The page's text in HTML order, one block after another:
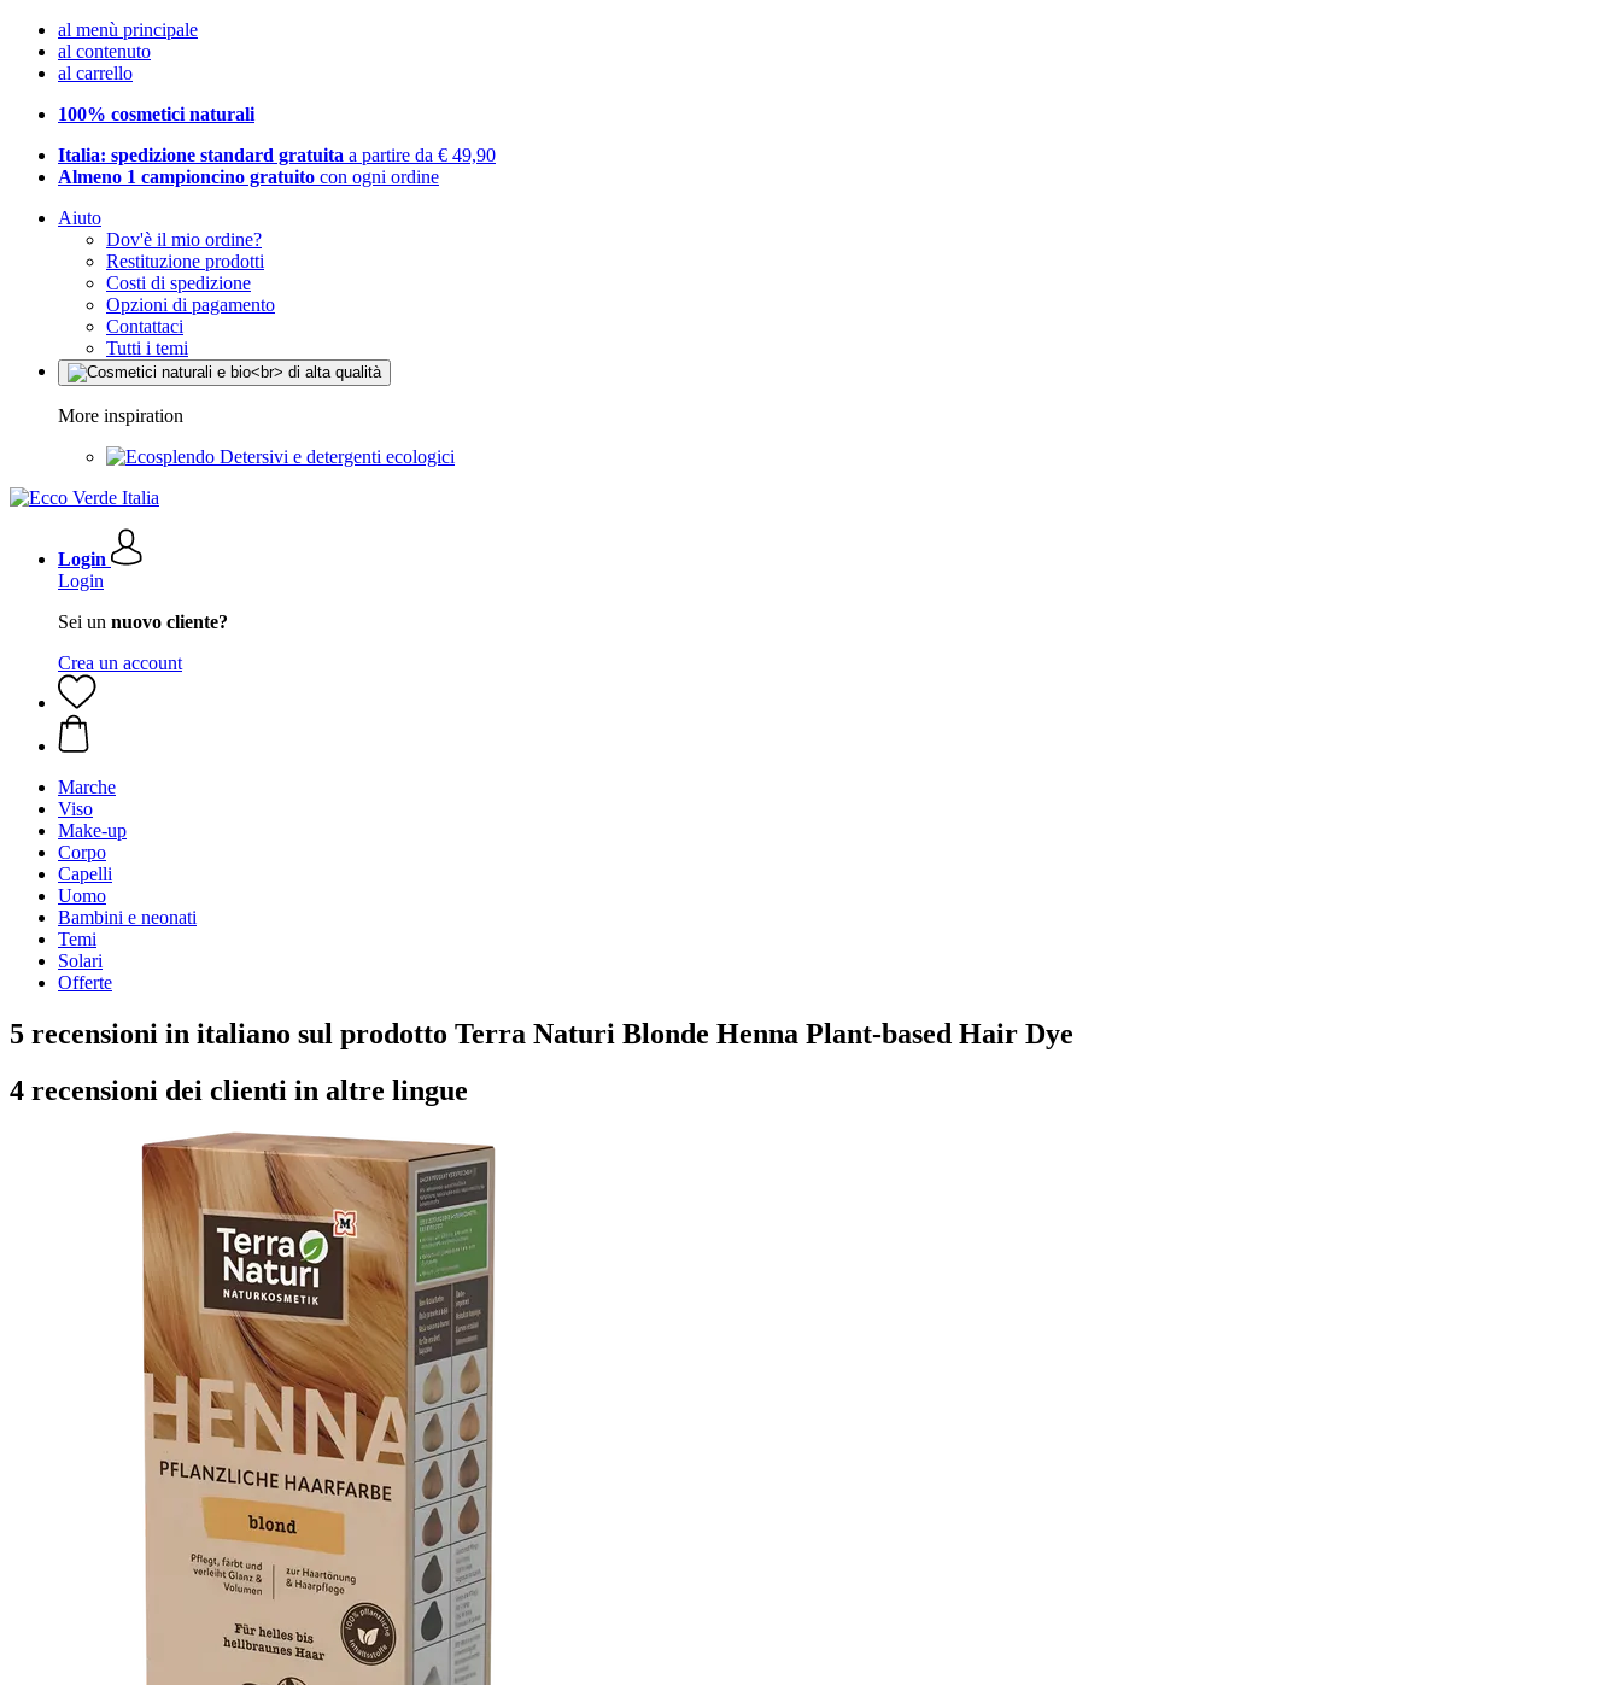
al menù principale
al contenuto
al carrello
100% cosmetici naturali
Italia: spedizione standard gratuita a partire da € 49,90
Almeno 1 campioncino gratuito con ogni ordine
Aiuto
Dov'è il mio ordine?
Restituzione prodotti
Costi di spedizione
Opzioni di pagamento
Contattaci
Tutti i temi
More inspiration
Detersivi e detergenti ecologici
Login
Login
Sei un nuovo cliente?
Crea un account
Marche
Viso
Make-up
Corpo
Capelli
Uomo
Bambini e neonati
Temi
Solari
Offerte
5 recensioni in italiano sul prodotto Terra Naturi Blonde Henna Plant-based Hair Dye
4 recensioni dei clienti in altre lingue